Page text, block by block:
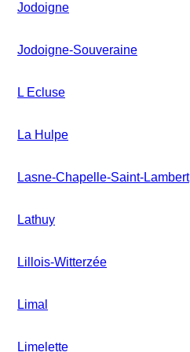
Jodoigne
Jodoigne-Souveraine
L Ecluse
La Hulpe
Lasne-Chapelle-Saint-Lambert
Lathuy
Lillois-Witterzée
Limal
Limelette